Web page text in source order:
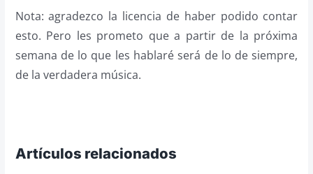
Nota: agradezco la licencia de haber podido contar
esto. Pero les prometo que a partir de la próxima
semana de lo que les hablaré será de lo de siempre,
de la verdadera música.
Artículos relacionados